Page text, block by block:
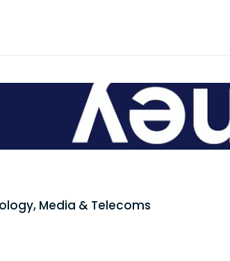
Media & Telecoms